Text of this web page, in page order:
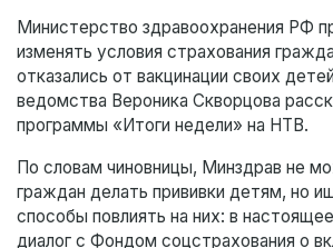
Министерство здравоохранения РФ
изменять условия страхования
отказались от вакцинации своих
ведомства Вероника Скворцова
программы «Итоги недели» на НТВ.
По словам чиновницы, Минздрав не
граждан делать прививки детям, но
способы повлиять на них: в
диалог с Фондом соцстрахования о